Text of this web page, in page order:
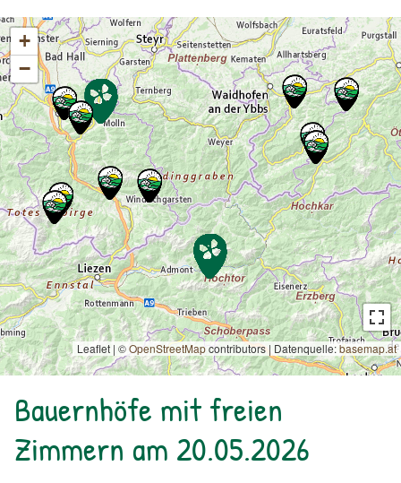
+
−
Leaflet | ©OpenStreetMapcontributors | Datenquelle:basemap.at
Bauernhöfe mit freien
Zimmern am 20.05.2026